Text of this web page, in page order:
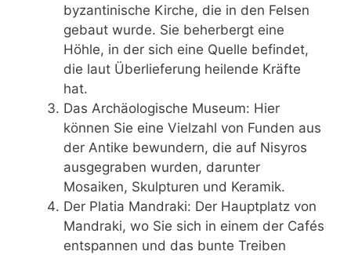
byzantinische Kirche, die in den Felsen
gebaut wurde. Sie beherbergt eine
Höhle, in der sich eine Quelle befindet,
die laut Überlieferung heilende Kräfte
hat.
Das Archäologische Museum: Hier
können Sie eine Vielzahl von Funden aus
der Antike bewundern, die auf Nisyros
ausgegraben wurden, darunter
Mosaiken, Skulpturen und Keramik.
Der Platia Mandraki: Der Hauptplatz von
Mandraki, wo Sie sich in einem der Cafés
entspannen und das bunte Treiben